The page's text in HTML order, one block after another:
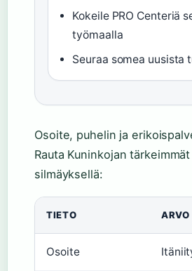
Kokeile PRO Centeriä
työmaalla
Seuraa somea uusista
Osoite, puhelin ja
Rauta Kuninkojan
silmäyksellä:
TIETO ARVO
Osoite